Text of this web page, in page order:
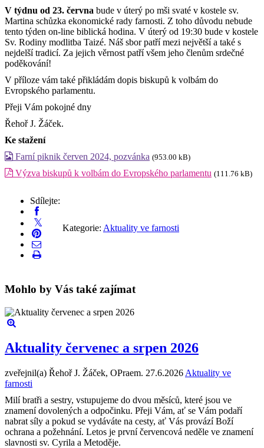
V týdnu od 23. června bude v úterý po mši svaté v kostele sv.
Martina schůzka ekonomické rady farnosti. Z toho důvodu nebude
tento týden on-line biblická hodina. V úterý od 19:30 bude v kostele
Sv. Rodiny modlitba Taizé. Náš sbor patří mezi největší a také s
nejdelší tradicí. Za jejich věrnost patří všem jeho členům srdečné
poděkování!
V příloze vám také přikládám dopis biskupů k volbám do
Evropského parlamentu.
Přeji Vám pokojné dny
Řehoř J. Žáček.
Ke stažení
Farní piknik červen 2024, pozvánka (953.00 kB)
Výzva biskupů k volbám do Evropského parlamentu (111.76 kB)
Sdílejte:
Kategorie: Aktuality ve farnosti
Mohlo by Vás také zajímat
Aktuality červenec a srpen 2026
zveřejnil(a) Řehoř J. Žáček, OPraem. 27.6.2026 Aktuality ve
farnosti
Milí bratři a sestry, vstupujeme do dvou měsíců, které jsou ve
znamení dovolených a odpočinku. Přeji Vám, ať se Vám podaří
nabrat síly a pokud se vydáváte na cesty, ať Vás provází Boží
ochrana a požehnání. Letos je první červencová neděle ve znamení
slavnosti sv. Cyrila a Metoděje.